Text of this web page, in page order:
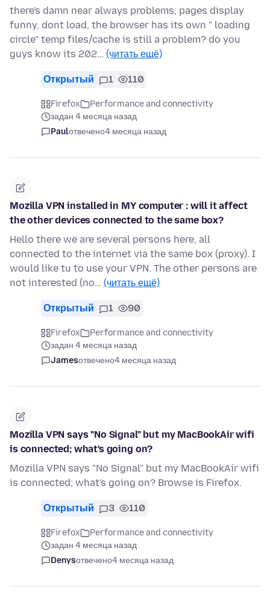
there's damn near always problems, pages display
funny, dont load, the browser has its own " loading
circle" temp files/cache is still a problem? do you
guys know its 202… (читать ещё)
Открытый 1 110
Firefox
Performance and connectivity
задан 4 месяца назад
Paulотвечено4 месяца назад
Mozilla VPN installed in MY computer : will it affect
the other devices connected to the same box?
Hello there we are several persons here, all
connected to the internet via the same box (proxy). I
would like tu to use your VPN. The other persons are
not interested (no… (читать ещё)
Открытый 1 90
Firefox
Performance and connectivity
задан 4 месяца назад
Jamesотвечено4 месяца назад
Mozilla VPN says "No Signal" but my MacBookAir wifi
is connected; what's going on?
Mozilla VPN says "No Signal" but my MacBookAir wifi
is connected; what's going on? Browse is Firefox.
Открытый 3 110
Firefox
Performance and connectivity
задан 4 месяца назад
Denysотвечено4 месяца назад